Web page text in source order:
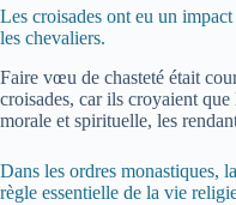
Les croisades ont eu un
les chevaliers.
Faire vœu de chasteté était
croisades, car ils croyaient
morale et spirituelle, les
Dans les ordres monastiques,
règle essentielle de la vie